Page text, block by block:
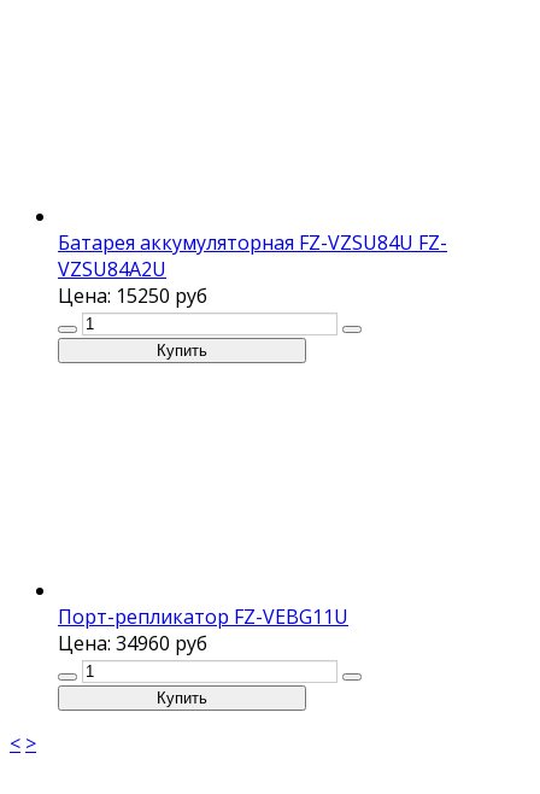
Батарея аккумуляторная FZ-VZSU84U FZ-
VZSU84A2U
Цена: 15250 руб
Порт-репликатор FZ-VEBG11U
Цена: 34960 руб
< >